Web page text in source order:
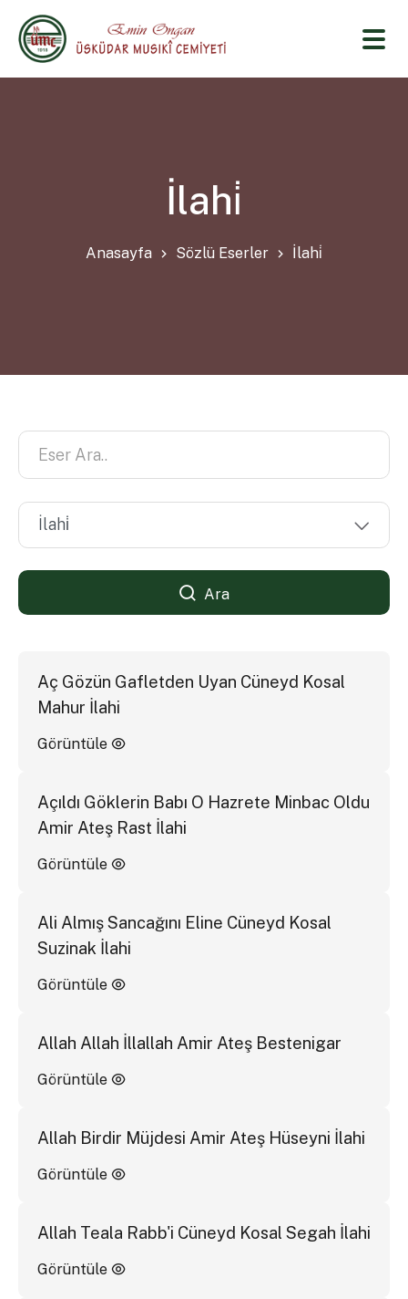
İlahi̇
Anasayfa Sözlü Eserler İlahi̇
Ara
Aç Gözün Gafletden Uyan Cüneyd Kosal
Mahur İlahi
Görüntüle
Açıldı Göklerin Babı O Hazrete Minbac Oldu
Amir Ateş Rast İlahi
Görüntüle
Ali Almış Sancağını Eline Cüneyd Kosal
Suzinak İlahi
Görüntüle
Allah Allah İllallah Amir Ateş Bestenigar
Görüntüle
Allah Birdir Müjdesi Amir Ateş Hüseyni İlahi
Görüntüle
Allah Teala Rabb'i Cüneyd Kosal Segah İlahi
Görüntüle